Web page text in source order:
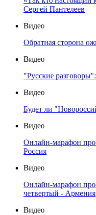
Сергей Пантелеев
Видео
Обратная сторона
Видео
"Русские
Видео
Будет ли
Видео
Онлайн-марафон
Россия
Видео
Онлайн-марафон
четвертый - Армения
Видео